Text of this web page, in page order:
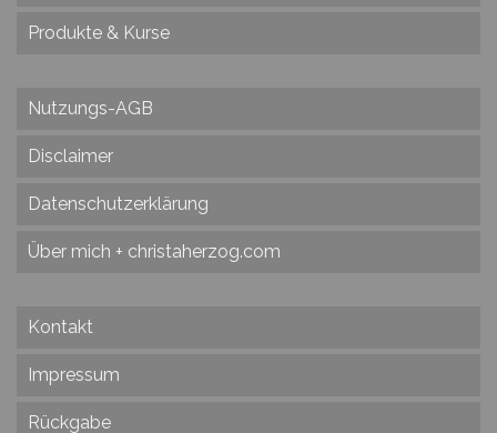
Produkte & Kurse
Nutzungs-AGB
Disclaimer
Datenschutzerklärung
Über mich + christaherzog.com
Kontakt
Impressum
Rückgabe